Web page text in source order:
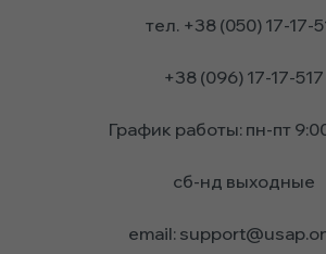
тел. +38 (050) 17-17-
+38 (096) 17-17-517
График работы: пн-пт
сб-нд выходные
email: